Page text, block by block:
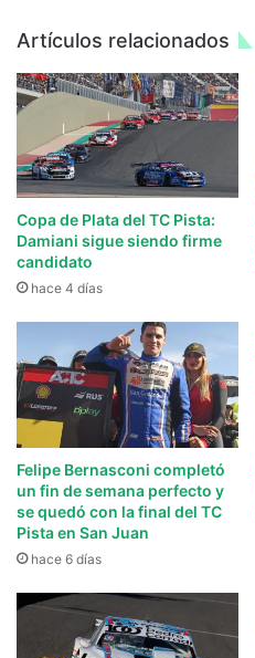
Artículos relacionados
Copa de Plata del TC Pista:
Damiani sigue siendo firme
candidato
hace 4 días
Felipe Bernasconi completó
un fin de semana perfecto y
se quedó con la final del TC
Pista en San Juan
hace 6 días